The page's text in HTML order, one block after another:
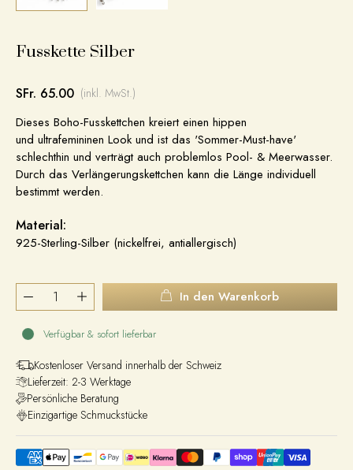
Fusskette Silber
SFr. 65.00 (inkl. MwSt.)
Dieses Boho-Fusskettchen kreiert einen hippen
und ultrafemininen Look und ist das 'Sommer-Must-have'
schlechthin und verträgt auch problemlos Pool- & Meerwasser.
Durch das Verlängerungskettchen kann die Länge individuell
bestimmt werden.
Material:
925-Sterling-Silber (nickelfrei, antiallergisch)
In den Warenkorb
Verfügbar & sofort lieferbar
Kostenloser Versand innerhalb der Schweiz
Lieferzeit: 2-3 Werktage
Persönliche Beratung
Einzigartige Schmuckstücke